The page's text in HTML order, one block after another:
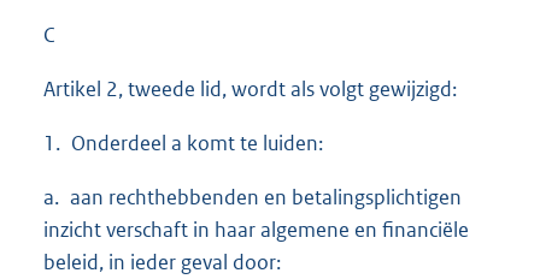
C
Artikel 2, tweede lid, wordt als volgt gewijzigd:
1. Onderdeel a komt te luiden:
a. aan rechthebbenden en betalingsplichtigen
inzicht verschaft in haar algemene en financiële
beleid, in ieder geval door: